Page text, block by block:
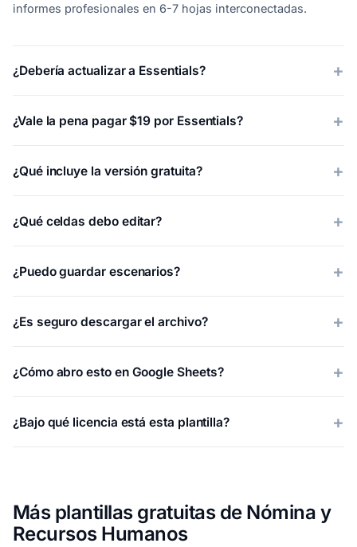
informes profesionales en 6-7 hojas interconectadas.
¿Debería actualizar a Essentials?
¿Vale la pena pagar $19 por Essentials?
¿Qué incluye la versión gratuita?
¿Qué celdas debo editar?
¿Puedo guardar escenarios?
¿Es seguro descargar el archivo?
¿Cómo abro esto en Google Sheets?
¿Bajo qué licencia está esta plantilla?
Más plantillas gratuitas de Nómina y
Recursos Humanos